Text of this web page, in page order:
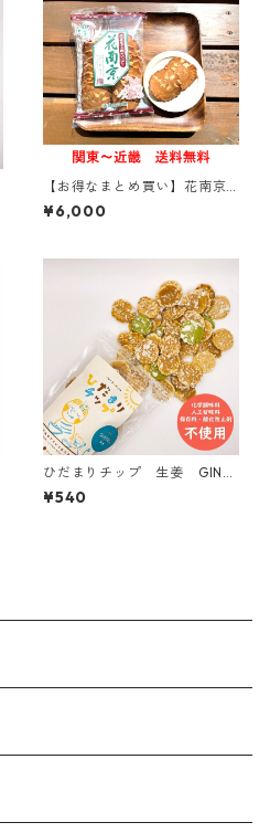
【お得なまとめ買い】花南京
(落花せんべい)14枚入り × 20
袋【関東～関西 送料無料】
¥6,000
ひだまりチップ 生姜 GING
ER【おひさまのおやつシリー
ズ】
¥540